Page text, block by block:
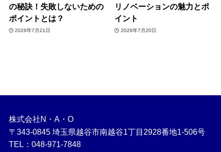
の秘訣！失敗しないための
ポイントとは？
2026年7月21日
リノベーションの魅力とポ
イント
2026年7月20日
株式会社N・A・O
〒343-0845 埼玉県越谷市南越谷1丁目2928番地1-506号
TEL：048-971-7848